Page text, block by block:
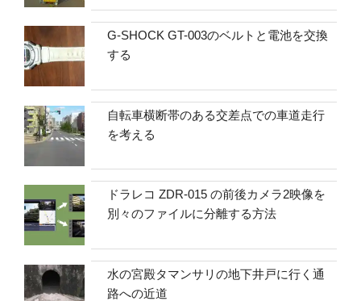
G-SHOCK GT-003のベルトと電池を交換
する
自転車横断帯のある交差点での車道走行
を考える
ドラレコ ZDR-015 の前後カメラ2映像を
別々のファイルに分離する方法
水の宮殿タマンサリの地下井戸に行く通
路への近道